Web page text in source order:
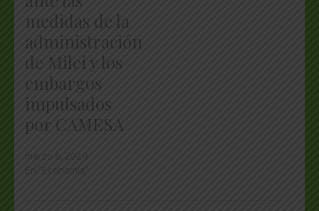
medidas de la
administración
de Milei y los
embargos
impulsados
por CAMESA